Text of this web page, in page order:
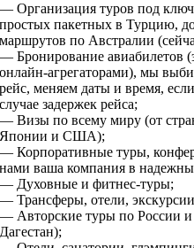
— Организация туров под
простых пакетных в Турцию,
маршрутов по Австралии
— Бронирование авиабилетов
онлайн-агрегаторами), мы
рейс, меняем даты и время,
случае задержек рейса;
— Визы по всему миру (от
Японии и США);
— Корпоративные туры,
нами ваша компания в
— Духовные и фитнес-туры;
— Трансферы, отели,
— Авторские туры по России и
Дагестан);